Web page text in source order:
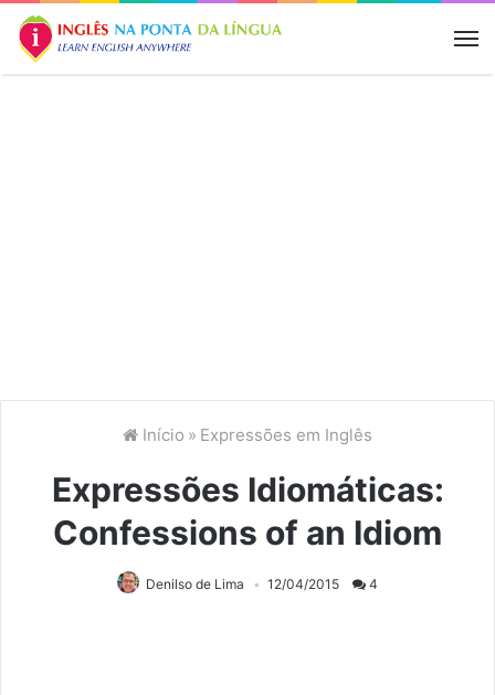
Início » Expressões em Inglês
Expressões Idiomáticas:
Confessions of an Idiom
Denilso de Lima 12/04/2015 4